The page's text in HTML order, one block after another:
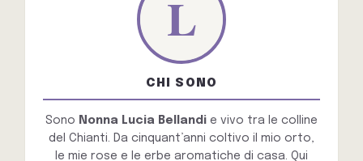
CHI SONO
Sono Nonna Lucia Bellandi e vivo tra le colline
del Chianti. Da cinquant’anni coltivo il mio orto,
le mie rose e le erbe aromatiche di casa. Qui